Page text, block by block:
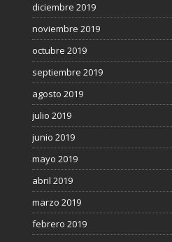
diciembre 2019
noviembre 2019
octubre 2019
septiembre 2019
agosto 2019
julio 2019
junio 2019
mayo 2019
abril 2019
marzo 2019
febrero 2019